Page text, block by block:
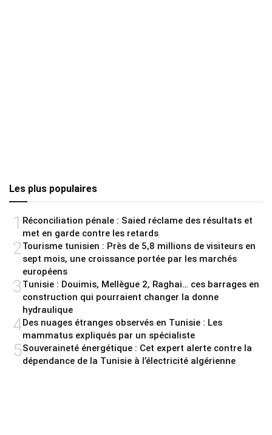
Les plus populaires
1 Réconciliation pénale : Saied réclame des résultats et
met en garde contre les retards
2Tourisme tunisien : Près de 5,8 millions de visiteurs en
sept mois, une croissance portée par les marchés
européens
3Tunisie : Douimis, Mellègue 2, Raghai… ces barrages en
construction qui pourraient changer la donne
hydraulique
4Des nuages étranges observés en Tunisie : Les
mammatus expliqués par un spécialiste
5Souveraineté énergétique : Cet expert alerte contre la
dépendance de la Tunisie à l’électricité algérienne